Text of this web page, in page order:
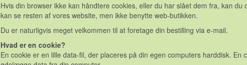
Hvis din browser ikke kan håndtere cookies, eller du har slået dem fra, kan
kan se resten af vores website, men ikke benytte web-butikken.
Du er naturligvis meget velkommen til at foretage din bestilling via e-mail.
Hvad er en cookie?
En cookie er en lille data-fil, der placeres på din egen computers harddisk.